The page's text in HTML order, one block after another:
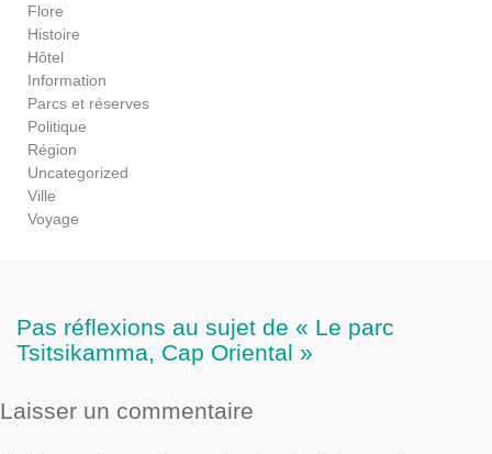
Flore
Histoire
Hôtel
Information
Parcs et réserves
Politique
Région
Uncategorized
Ville
Voyage
Pas réflexions au sujet de « Le parc
Tsitsikamma, Cap Oriental »
Laisser un commentaire